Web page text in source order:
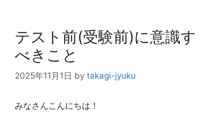
テスト前(受験前)に意識す
べきこと
2025年11月1日 by takagi-jyuku
みなさんこんにちは！